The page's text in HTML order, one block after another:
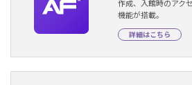
作成、入館時のアク
機能が搭載。
詳細はこちら